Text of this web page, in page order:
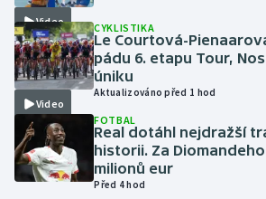
Lezení
Lyže a snowboard
Moderní pětiboj
Motorsport
Olympijské hry
Video
Video
CYKLISTIKA
Le Courtová-
pádu 6. etapu Tour,
úniku
Aktualizováno před 1 hod
FOTBAL
Real dotáhl nejdražší
historii. Za
milionů eur
Před 4 hod